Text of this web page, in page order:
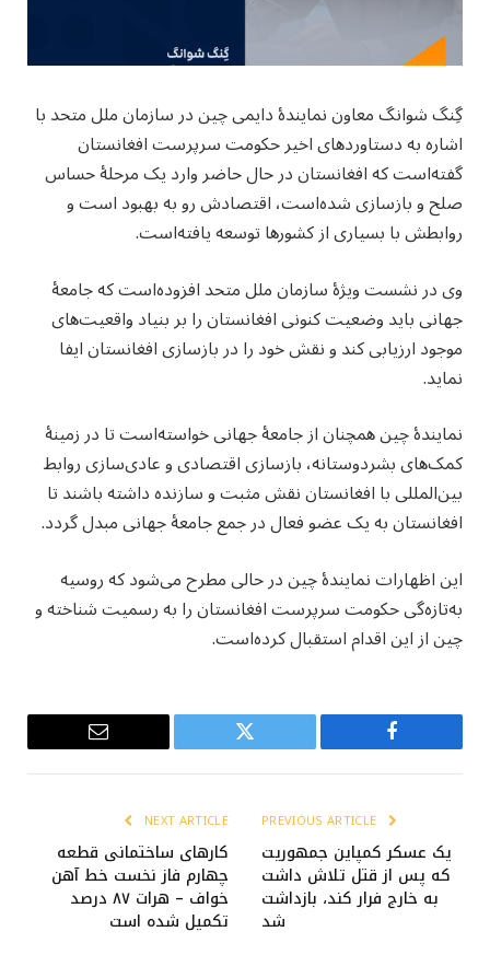
گِنگ شوانگ معاون نمایندهٔ دایمی چین در سازمان ملل متحد با
اشاره به دستاوردهای اخیر حکومت سرپرست افغانستان
گفته‌است که افغانستان در حال حاضر وارد یک مرحلهٔ حساس
صلح و بازسازی شده‌است، اقتصادش رو به بهبود است و
روابطش با بسیاری از کشورها توسعه یافته‌است.
وی در نشست ویژهٔ سازمان ملل متحد افزوده‌است که جامعهٔ
جهانی باید وضعیت کنونی افغانستان را بر بنیاد واقعیت‌های
موجود ارزیابی کند و نقش خود را در بازسازی افغانستان ایفا
نماید.
نمایندهٔ چین همچنان از جامعهٔ جهانی خواسته‌است تا در زمینهٔ
کمک‌های بشردوستانه، بازسازی اقتصادی و عادی‌سازی روابط
بین‌المللی با افغانستان نقش مثبت و سازنده داشته باشند تا
افغانستان به یک عضو فعال در جمع جامعهٔ جهانی مبدل گردد.
این اظهارات نمایندهٔ چین در حالی مطرح می‌شود که روسیه
به‌تازه‌گی حکومت سرپرست افغانستان را به رسمیت شناخته و
چین از این اقدام استقبال کرده‌است.
Facebook
Twitter
Email
یک عسکر کمپاین جمهوریت
که پس از قتل تلاش داشت
به خارج فرار کند، بازداشت
شد
NEXT ARTICLE
کارهای ساختمانی قطعه
چهارم فاز نخست خط آهن
خواف – هرات ۸۷ درصد
تکمیل شده است